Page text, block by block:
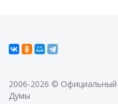
2006-2026 ©
Думы